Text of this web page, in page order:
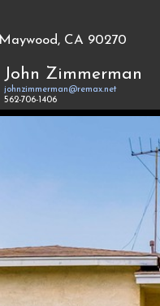
Maywood, CA 90270
John Zimmerman
johnzimmerman@remax.net
562-706-1406